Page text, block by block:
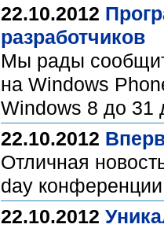
22.10.2012
разработчиков
Мы рады
на Windows
Windows 8 до 31
22.10.2012
Отличная
day
22.10.2012